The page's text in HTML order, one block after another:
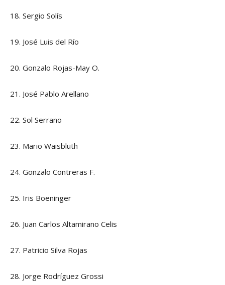
18. Sergio Solís
19. José Luis del Río
20. Gonzalo Rojas-May O.
21. José Pablo Arellano
22. Sol Serrano
23. Mario Waisbluth
24. Gonzalo Contreras F.
25. Iris Boeninger
26. Juan Carlos Altamirano Celis
27. Patricio Silva Rojas
28. Jorge Rodríguez Grossi